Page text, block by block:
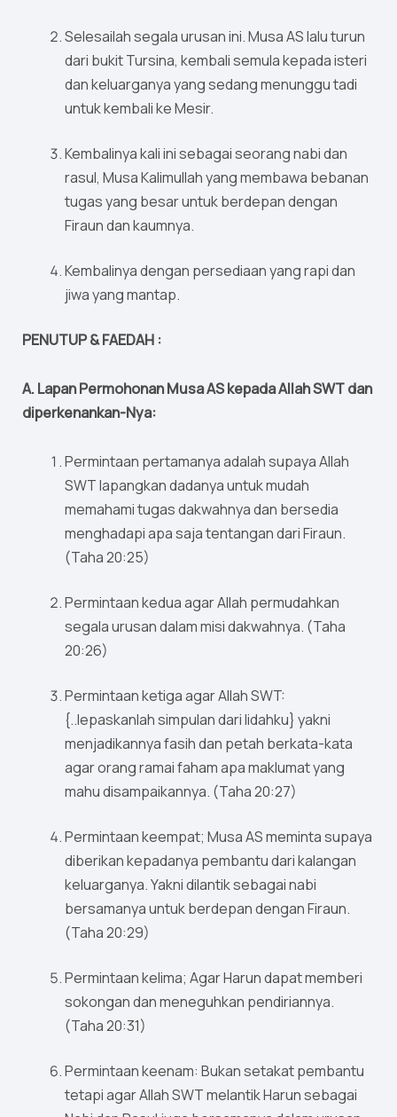
Selesailah segala urusan ini. Musa AS lalu turun
dari bukit Tursina, kembali semula kepada isteri
dan keluarganya yang sedang menunggu tadi
untuk kembali ke Mesir.
Kembalinya kali ini sebagai seorang nabi dan
rasul, Musa Kalimullah yang membawa bebanan
tugas yang besar untuk berdepan dengan
Firaun dan kaumnya.
Kembalinya dengan persediaan yang rapi dan
jiwa yang mantap.
PENUTUP & FAEDAH :
A. Lapan Permohonan Musa AS kepada Allah SWT dan
diperkenankan-Nya:
Permintaan pertamanya adalah supaya Allah
SWT lapangkan dadanya untuk mudah
memahami tugas dakwahnya dan bersedia
menghadapi apa saja tentangan dari Firaun.
(Taha 20:25)
Permintaan kedua agar Allah permudahkan
segala urusan dalam misi dakwahnya. (Taha
20:26)
Permintaan ketiga agar Allah SWT:
{..lepaskanlah simpulan dari lidahku} yakni
menjadikannya fasih dan petah berkata-kata
agar orang ramai faham apa maklumat yang
mahu disampaikannya. (Taha 20:27)
Permintaan keempat; Musa AS meminta supaya
diberikan kepadanya pembantu dari kalangan
keluarganya. Yakni dilantik sebagai nabi
bersamanya untuk berdepan dengan Firaun.
(Taha 20:29)
Permintaan kelima; Agar Harun dapat memberi
sokongan dan meneguhkan pendiriannya.
(Taha 20:31)
Permintaan keenam: Bukan setakat pembantu
tetapi agar Allah SWT melantik Harun sebagai